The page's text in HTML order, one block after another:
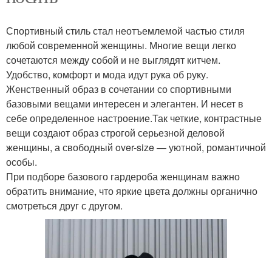
Спортивный стиль стал неотъемлемой частью стиля
любой современной женщины. Многие вещи легко
сочетаются между собой и не выглядят китчем.
Удобство, комфорт и мода идут рука об руку.
Женственный образ в сочетании со спортивными
базовыми вещами интересен и элегантен. И несет в
себе определенное настроение.Так четкие, контрастные
вещи создают образ строгой серьезной деловой
женщины, а свободный over-size — уютной, романтичной
особы.
При подборе базового гардероба женщинам важно
обратить внимание, что яркие цвета должны органично
смотреться друг с другом.